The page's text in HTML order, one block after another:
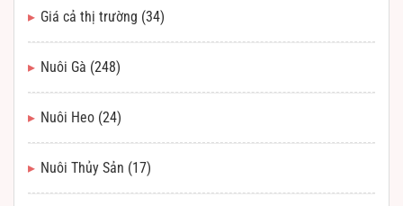
Giá cả thị trường (34)
Nuôi Gà (248)
Nuôi Heo (24)
Nuôi Thủy Sản (17)